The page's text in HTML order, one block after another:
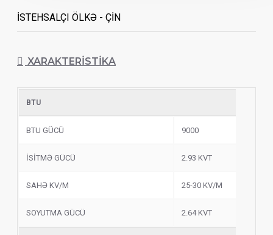
İSTEHSALÇI ÖLKƏ - ÇİN
XARAKTERISTIKA
BTU
BTU GÜCÜ 9000
İSİTMƏ GÜCÜ 2.93 KVT
SAHƏ KV/M 25-30 KV/M
SOYUTMA GÜCÜ 2.64 KVT